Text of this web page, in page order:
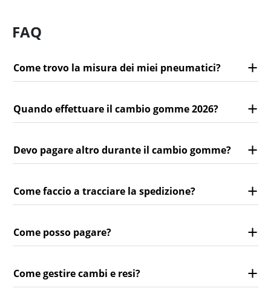
FAQ
Come trovo la misura dei miei pneumatici?
Quando effettuare il cambio gomme 2026?
Devo pagare altro durante il cambio gomme?
Come faccio a tracciare la spedizione?
Come posso pagare?
Come gestire cambi e resi?